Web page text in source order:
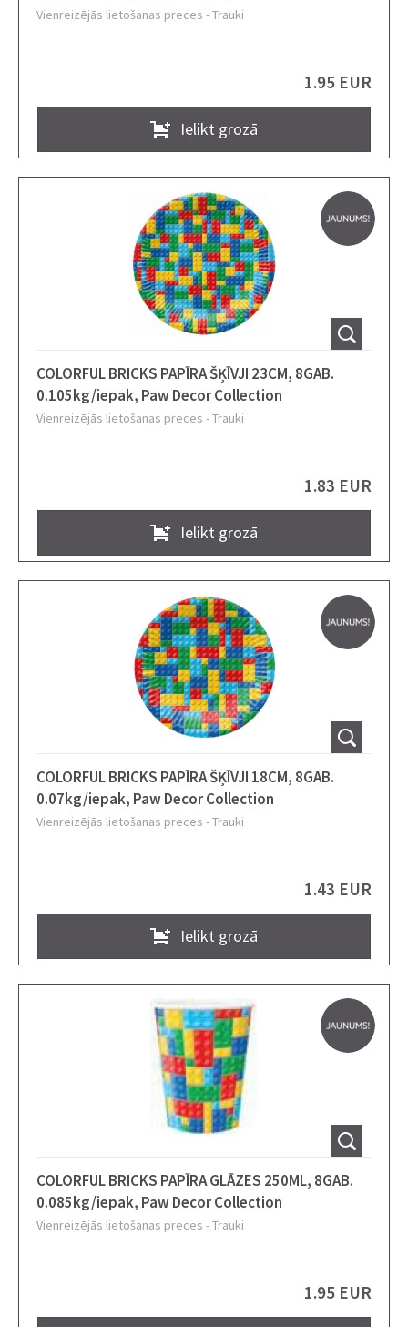
Vienreizējās lietošanas preces -Trauki
1.95 EUR
Ielikt grozā
COLORFUL BRICKS PAPĪRA ŠĶĪVJI 23CM, 8GAB.
0.105kg/iepak, Paw Decor Collection
Vienreizējās lietošanas preces -Trauki
1.83 EUR
Ielikt grozā
COLORFUL BRICKS PAPĪRA ŠĶĪVJI 18CM, 8GAB.
0.07kg/iepak, Paw Decor Collection
Vienreizējās lietošanas preces -Trauki
1.43 EUR
Ielikt grozā
COLORFUL BRICKS PAPĪRA GLĀZES 250ML, 8GAB.
0.085kg/iepak, Paw Decor Collection
Vienreizējās lietošanas preces -Trauki
1.95 EUR